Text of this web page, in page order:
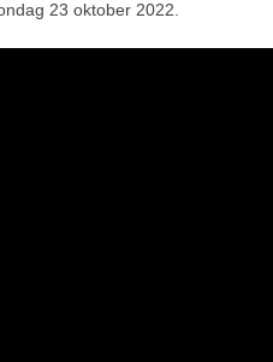
23 oktober 2022.